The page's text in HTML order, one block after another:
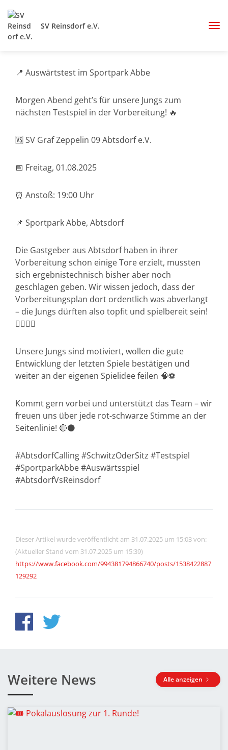
SV Reinsdorf e.V.
📍 Auswärtstest im Sportpark Abbe
Morgen Abend geht’s für unsere Jungs zum
nächsten Testspiel in der Vorbereitung! 🔥
🆚 SV Graf Zeppelin 09 Abtsdorf e.V.
📅 Freitag, 01.08.2025
⏰ Anstoß: 19:00 Uhr
📌 Sportpark Abbe, Abtsdorf
Die Gastgeber aus Abtsdorf haben in ihrer
Vorbereitung schon einige Tore erzielt, mussten
sich ergebnistechnisch bisher aber noch
geschlagen geben. Wir wissen jedoch, dass der
Vorbereitungsplan dort ordentlich was abverlangt
– die Jungs dürften also topfit und spielbereit sein!
🏋🏼‍♂️🔥
Unsere Jungs sind motiviert, wollen die gute
Entwicklung der letzten Spiele bestätigen und
weiter an der eigenen Spielidee feilen 🧠⚽
Kommt gern vorbei und unterstützt das Team – wir
freuen uns über jede rot-schwarze Stimme an der
Seitenlinie! 🔴⚫
#AbtsdorfCalling #SchwitzOderSitz #Testspiel
#SportparkAbbe #Auswärtsspiel
#AbtsdorfVsReinsdorf
Dieser Artikel wurde veröffentlicht am 31.07.2025 um 15:03 von:
(Aktueller Stand vom 31.07.2025 um 15:39)
https://www.facebook.com/994381794866740/posts/1538422887
129292
Weitere News Alle anzeigen